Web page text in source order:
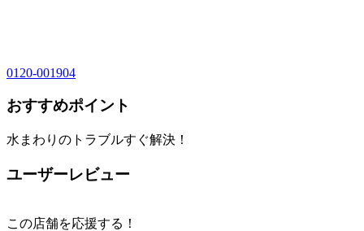
0120-001904
おすすめポイント
水まわりのトラブルすぐ解決！
ユーザーレビュー
この店舗を応援する！